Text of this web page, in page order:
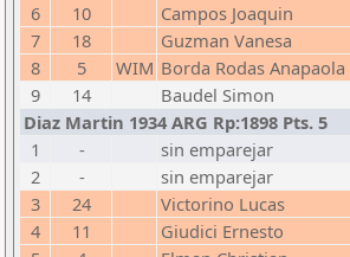
6
10 Campos Joaquin
7
18 Guzman Vanesa
8
5 WIM Borda Rodas Anapaola
9
14 Baudel Simon
Diaz Martin 1934 ARG Rp:1898 Pts. 5
1
- sin emparejar
2
- sin emparejar
3
24 Victorino Lucas
4
11 Giudici Ernesto